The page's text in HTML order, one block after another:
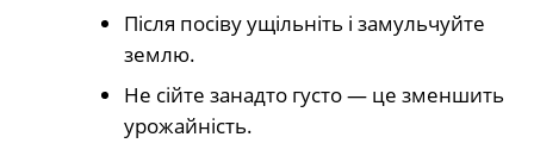
Після посіву ущільніть і замульчуйте
землю.
Не сійте занадто густо — це зменшить
урожайність.